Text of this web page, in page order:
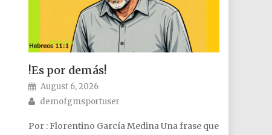
!Es por demás!
Posted on
August 6, 2026
Author
demofgmsportuser
Por : Florentino García Medina Una frase que